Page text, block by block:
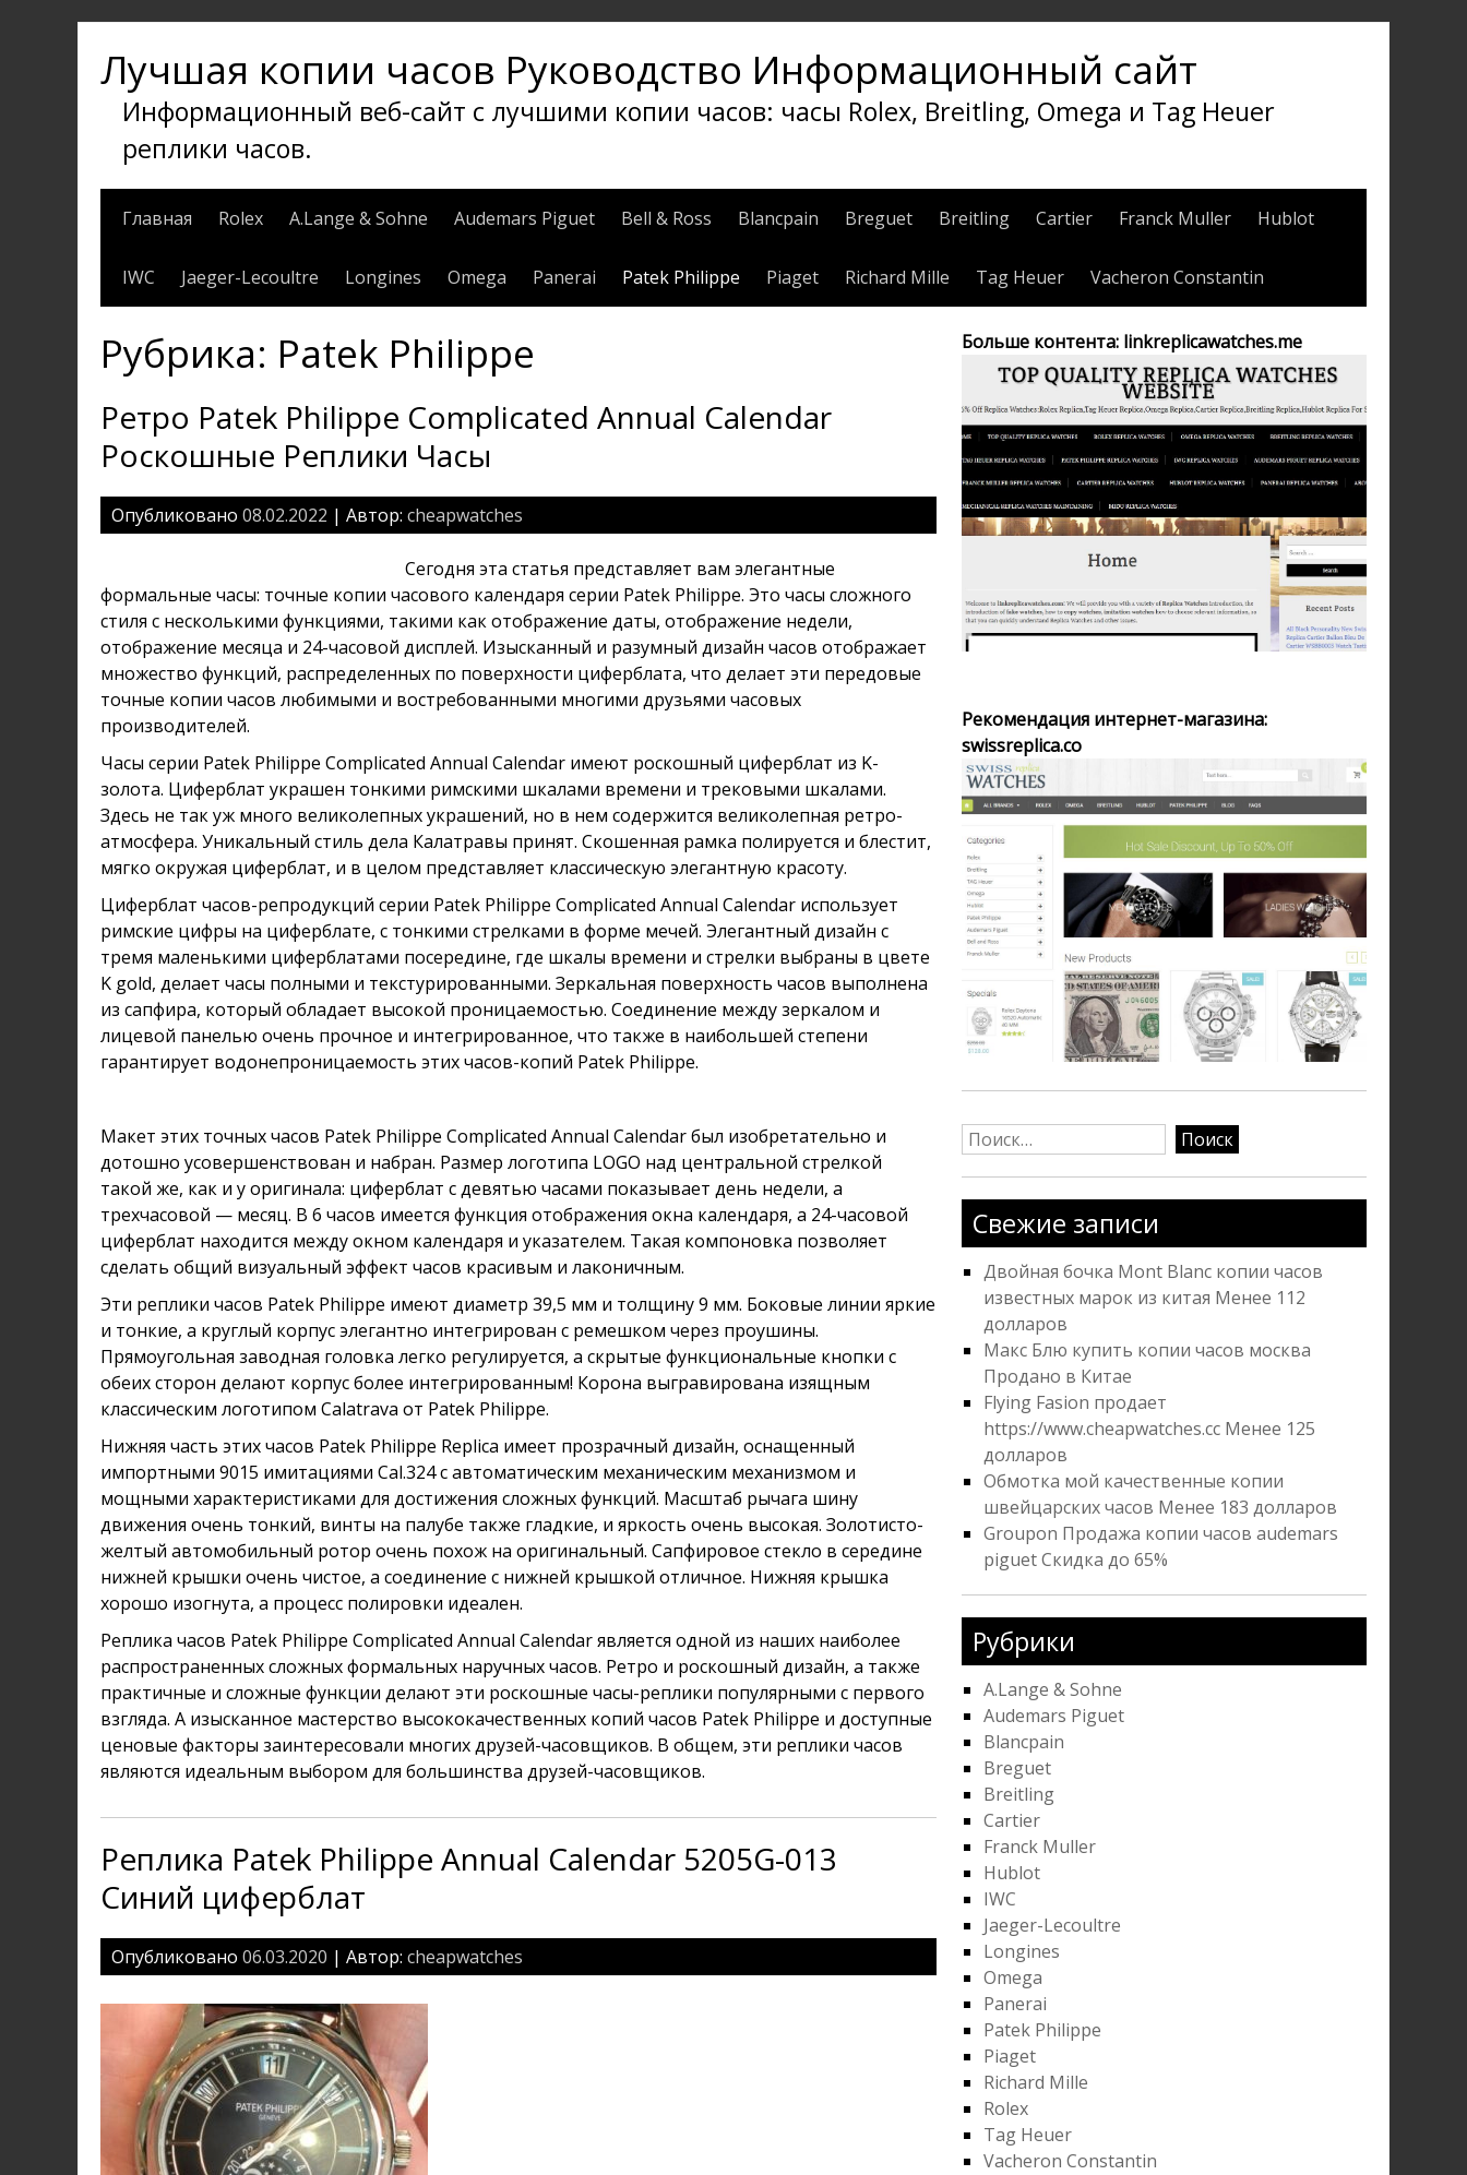
содержимомуЛучшая копии часов Руководство Информационный сайт
Информационный веб-сайт с лучшими копии часов: часы Rolex, Breitling, Omega и Tag Heuer
реплики часов.
Главная Rolex A.Lange & Sohne Audemars Piguet Bell & Ross Blancpain Breguet Breitling Cartier Franck Muller Hublot
IWC Jaeger-Lecoultre Longines Omega Panerai Patek Philippe Piaget Richard Mille Tag Heuer Vacheron Constantin
Рубрика: Patek Philippe
Ретро Patek Philippe Complicated Annual Calendar
Роскошные Реплики Часы
Опубликовано 08.02.2022 | Автор: cheapwatches
Сегодня эта статья представляет вам элегантные
формальные часы: точные копии часового календаря серии Patek Philippe. Это часы сложного
стиля с несколькими функциями, такими как отображение даты, отображение недели,
отображение месяца и 24-часовой дисплей. Изысканный и разумный дизайн часов отображает
множество функций, распределенных по поверхности циферблата, что делает эти передовые
точные копии часов любимыми и востребованными многими друзьями часовых
производителей.
Часы серии Patek Philippe Complicated Annual Calendar имеют роскошный циферблат из K-
золота. Циферблат украшен тонкими римскими шкалами времени и трековыми шкалами.
Здесь не так уж много великолепных украшений, но в нем содержится великолепная ретро-
атмосфера. Уникальный стиль дела Калатравы принят. Скошенная рамка полируется и блестит,
мягко окружая циферблат, и в целом представляет классическую элегантную красоту.
Циферблат часов-репродукций серии Patek Philippe Complicated Annual Calendar использует
римские цифры на циферблате, с тонкими стрелками в форме мечей. Элегантный дизайн с
тремя маленькими циферблатами посередине, где шкалы времени и стрелки выбраны в цвете
K gold, делает часы полными и текстурированными. Зеркальная поверхность часов выполнена
из сапфира, который обладает высокой проницаемостью. Соединение между зеркалом и
лицевой панелью очень прочное и интегрированное, что также в наибольшей степени
гарантирует водонепроницаемость этих часов-копий Patek Philippe.
Макет этих точных часов Patek Philippe Complicated Annual Calendar был изобретательно и
дотошно усовершенствован и набран. Размер логотипа LOGO над центральной стрелкой
такой же, как и у оригинала: циферблат с девятью часами показывает день недели, а
трехчасовой — месяц. В 6 часов имеется функция отображения окна календаря, а 24-часовой
циферблат находится между окном календаря и указателем. Такая компоновка позволяет
сделать общий визуальный эффект часов красивым и лаконичным.
Эти реплики часов Patek Philippe имеют диаметр 39,5 мм и толщину 9 мм. Боковые линии яркие
и тонкие, а круглый корпус элегантно интегрирован с ремешком через проушины.
Прямоугольная заводная головка легко регулируется, а скрытые функциональные кнопки с
обеих сторон делают корпус более интегрированным! Корона выгравирована изящным
классическим логотипом Calatrava от Patek Philippe.
Нижняя часть этих часов Patek Philippe Replica имеет прозрачный дизайн, оснащенный
импортными 9015 имитациями Cal.324 с автоматическим механическим механизмом и
мощными характеристиками для достижения сложных функций. Масштаб рычага шину
движения очень тонкий, винты на палубе также гладкие, и яркость очень высокая. Золотисто-
желтый автомобильный ротор очень похож на оригинальный. Сапфировое стекло в середине
нижней крышки очень чистое, а соединение с нижней крышкой отличное. Нижняя крышка
хорошо изогнута, а процесс полировки идеален.
Реплика часов Patek Philippe Complicated Annual Calendar является одной из наших наиболее
распространенных сложных формальных наручных часов. Ретро и роскошный дизайн, а также
практичные и сложные функции делают эти роскошные часы-реплики популярными с первого
взгляда. А изысканное мастерство высококачественных копий часов Patek Philippe и доступные
ценовые факторы заинтересовали многих друзей-часовщиков. В общем, эти реплики часов
являются идеальным выбором для большинства друзей-часовщиков.
Реплика Patek Philippe Annual Calendar 5205G-013
Синий циферблат
Опубликовано 06.03.2020 | Автор: cheapwatches
Больше контента: linkreplicawatches.me
Рекомендация интернет-магазина:
swissreplica.co
Найти:
Свежие записи
Двойная бочка Mont Blanc копии часов
известных марок из китая Менее 112
долларов
Макс Блю купить копии часов москва
Продано в Китае
Flying Fasion продает
https://www.cheapwatches.cc Менее 125
долларов
Обмотка мой качественные копии
швейцарских часов Менее 183 долларов
Groupon Продажа копии часов audemars
piguet Скидка до 65%
Рубрики
A.Lange & Sohne
Audemars Piguet
Blancpain
Breguet
Breitling
Cartier
Franck Muller
Hublot
IWC
Jaeger-Lecoultre
Longines
Omega
Panerai
Patek Philippe
Piaget
Richard Mille
Rolex
Tag Heuer
Vacheron Constantin